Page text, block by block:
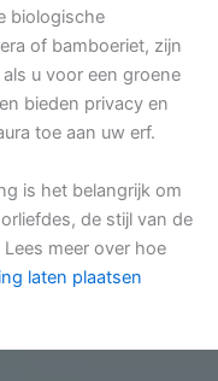
biologische
of bamboeriet, zijn
u voor een groene
bieden privacy en
toe aan uw erf.
is het belangrijk om
de stijl van de
meer over hoe
laten plaatsen